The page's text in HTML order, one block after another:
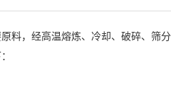
，经高温熔炼、冷却、破碎、筛